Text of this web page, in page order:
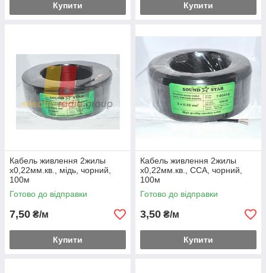
Купити Купити
Кабель живлення 2жилы
х0,22мм.кв., мідь, чорний,
100м
Готово до відправки
7,50 ₴/м
Купити
Кабель живлення 2жилы
х0,22мм.кв., CCA, чорний,
100м
Готово до відправки
3,50 ₴/м
Купити